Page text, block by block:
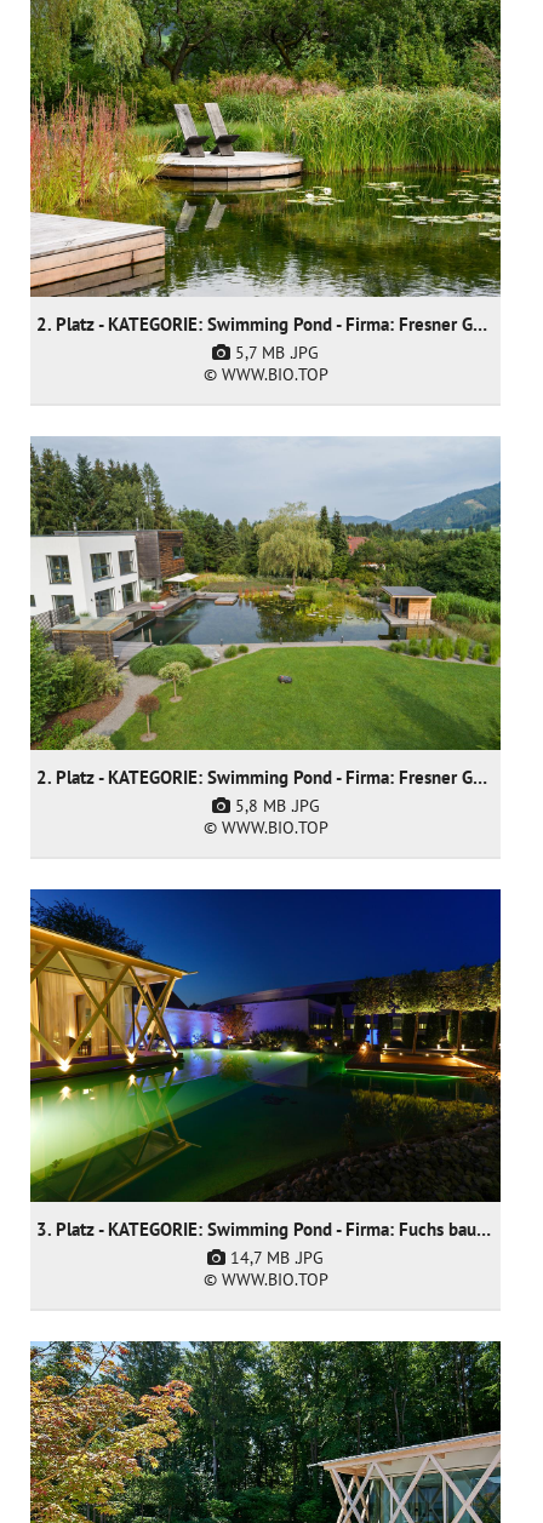
2. Platz - KATEGORIE: Swimming Pond - Firma: Fresner Garten und Landschaftsbau GmbH
5,7 MB .JPG
© WWW.BIO.TOP
2. Platz - KATEGORIE: Swimming Pond - Firma: Fresner Garten und Landschaftsbau GmbH
5,8 MB .JPG
© WWW.BIO.TOP
3. Platz - KATEGORIE: Swimming Pond - Firma: Fuchs baut Gärten GmbH
14,7 MB .JPG
© WWW.BIO.TOP